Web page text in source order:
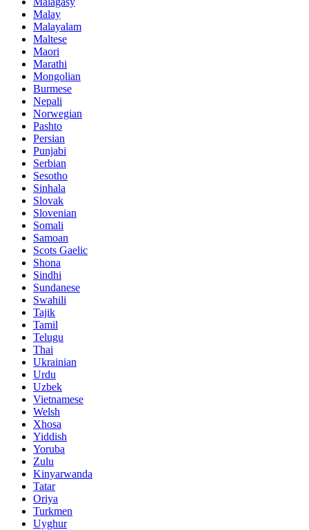
Malay
Malayalam
Maltese
Maori
Marathi
Mongolian
Burmese
Nepali
Norwegian
Pashto
Persian
Punjabi
Serbian
Sesotho
Sinhala
Slovak
Slovenian
Somali
Samoan
Scots Gaelic
Shona
Sindhi
Sundanese
Swahili
Tajik
Tamil
Telugu
Thai
Ukrainian
Urdu
Uzbek
Vietnamese
Welsh
Xhosa
Yiddish
Yoruba
Zulu
Kinyarwanda
Tatar
Oriya
Turkmen
Uyghur